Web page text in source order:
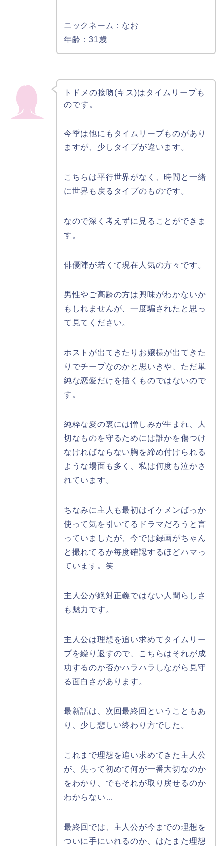
ニックネーム：なお
年齢：31歳
トドメの接吻(キス)はタイムリープも
のです。
今季は他にもタイムリープものがあり
ますが、少しタイプが違います。
こちらは平行世界がなく、時間と一緒
に世界も戻るタイプのものです。
なので深く考えずに見ることができま
す。
俳優陣が若くて現在人気の方々です。
男性やご高齢の方は興味がわかないか
もしれませんが、一度騙されたと思っ
て見てください。
ホストが出てきたりお嬢様が出てきた
りでチープなのかと思いきや、ただ単
純な恋愛だけを描くものではないので
す。
純粋な愛の裏には憎しみが生まれ、大
切なものを守るためには誰かを傷つけ
なければならない胸を締め付けられる
ような場面も多く、私は何度も泣かさ
れています。
ちなみに主人も最初はイケメンばっか
使って気を引いてるドラマだろうと言
っていましたが、今では録画がちゃん
と撮れてるか毎度確認するほどハマっ
ています。笑
主人公が絶対正義ではない人間らしさ
も魅力です。
主人公は理想を追い求めてタイムリー
プを繰り返すので、こちらはそれが成
功するのか否かハラハラしながら見守
る面白さがあります。
最新話は、次回最終回ということもあ
り、少し悲しい終わり方でした。
これまで理想を追い求めてきた主人公
が、失って初めて何が一番大切なのか
をわかり、でもそれが取り戻せるのか
わからない…
最終回では、主人公が今までの理想を
ついに手にいれるのか、はたまた理想